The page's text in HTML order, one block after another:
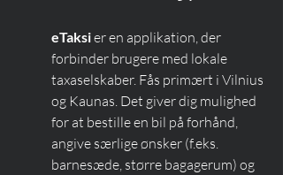
eTaksi er en applikation, der
forbinder brugere med lokale
taxaselskaber. Fås primært i Vilnius
og Kaunas. Det giver dig mulighed
for at bestille en bil på forhånd,
angive særlige ønsker (f.eks.
barnesæde, større bagagerum) og